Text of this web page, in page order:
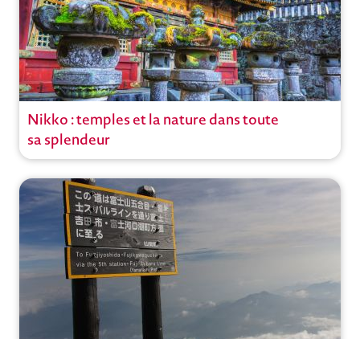
Circuit
Nikko : temples et la nature dans toute
sa splendeur
Japon,Tokyo
Ouvrir